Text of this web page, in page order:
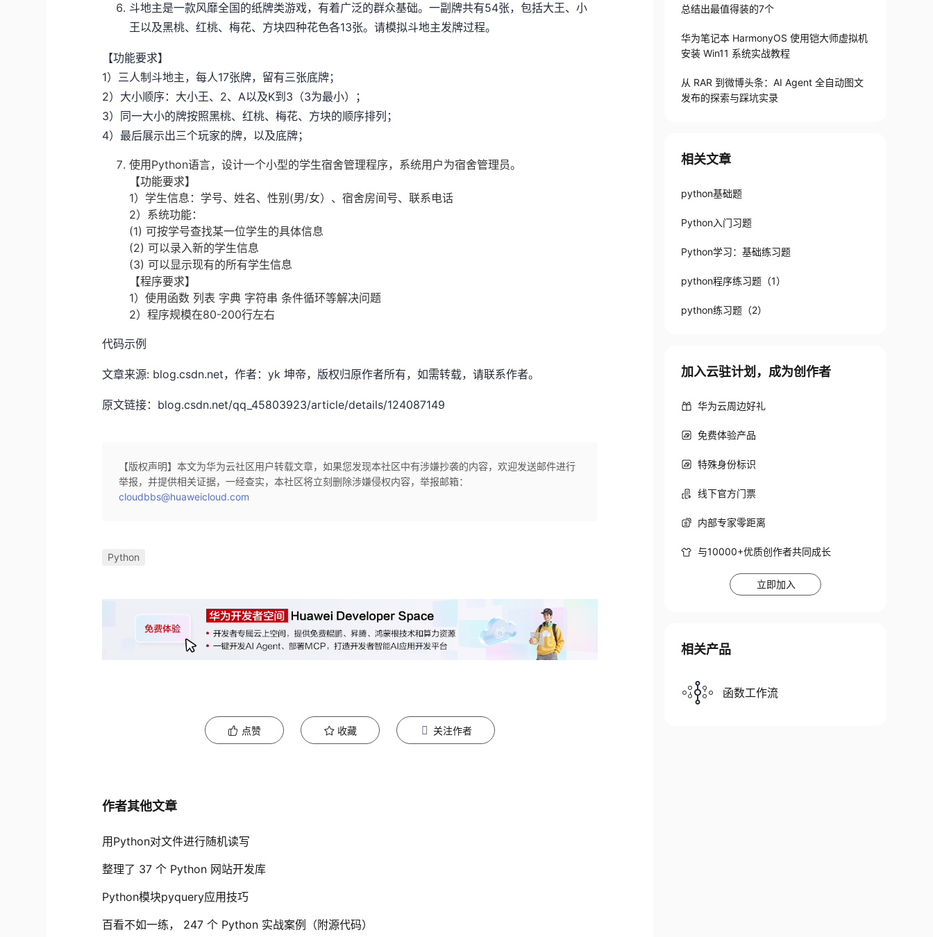
斗地主是一款风靡全国的纸牌类游戏，有着广泛的群众基础。一副牌共有54张，包括大王、小
王以及黑桃、红桃、梅花、方块四种花色各13张。请模拟斗地主发牌过程。
【功能要求】
1）三人制斗地主，每人17张牌，留有三张底牌；
2）大小顺序：大小王、2、A以及K到3（3为最小）；
3）同一大小的牌按照黑桃、红桃、梅花、方块的顺序排列；
4）最后展示出三个玩家的牌，以及底牌；
使用Python语言，设计一个小型的学生宿舍管理程序，系统用户为宿舍管理员。
【功能要求】
1）学生信息：学号、姓名、性别(男/女）、宿舍房间号、联系电话
2）系统功能：
(1) 可按学号查找某一位学生的具体信息
(2) 可以录入新的学生信息
(3) 可以显示现有的所有学生信息
【程序要求】
1）使用函数 列表 字典 字符串 条件循环等解决问题
2）程序规模在80-200行左右
代码示例
文章来源: blog.csdn.net，作者：yk 坤帝，版权归原作者所有，如需转载，请联系作者。
原文链接：blog.csdn.net/qq_45803923/article/details/124087149
【版权声明】本文为华为云社区用户转载文章，如果您发现本社区中有涉嫌抄袭的内容，欢迎发送邮件进行
举报，并提供相关证据，一经查实，本社区将立刻删除涉嫌侵权内容，举报邮箱：
cloudbbs@huaweicloud.com
Python
点赞 收藏 关注作者
作者其他文章
用Python对文件进行随机读写
整理了 37 个 Python 网站开发库
Python模块pyquery应用技巧
百看不如一练， 247 个 Python 实战案例（附源代码）
总结出最值得装的7个
华为笔记本 HarmonyOS 使用铠大师虚拟机
安装 Win11 系统实战教程
从 RAR 到微博头条：AI Agent 全自动图文
发布的探索与踩坑实录
相关文章
python基础题
Python入门习题
Python学习：基础练习题
python程序练习题（1）
python练习题（2）
加入云驻计划，成为创作者
华为云周边好礼
免费体验产品
特殊身份标识
线下官方门票
内部专家零距离
与10000+优质创作者共同成长
立即加入
相关产品
函数工作流